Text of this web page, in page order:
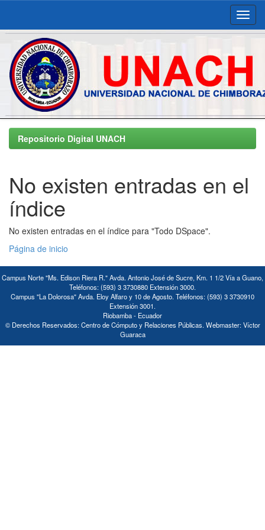
Skip
navigationRepositorio Digital UNACH
No existen entradas en el
índice
No existen entradas en el índice para "Todo DSpace".
Página de inicio
Campus Norte "Ms. Edison Riera R." Avda. Antonio José de Sucre, Km. 1 1/2 Vía a Guano,
Teléfonos: (593) 3 3730880 Extensión 3000.
Campus "La Dolorosa" Avda. Eloy Alfaro y 10 de Agosto. Teléfonos: (593) 3 3730910
Extensión 3001.
Riobamba - Ecuador
© Derechos Reservados: Centro de Cómputo y Relaciones Públicas. Webmaster: Víctor
Guaraca